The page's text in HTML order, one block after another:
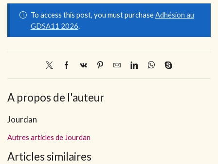
To access this post, you must purchaseAdhésion au
GDSA11 2026.
A propos de l'auteur
Jourdan
Autres articles de Jourdan
Articles similaires